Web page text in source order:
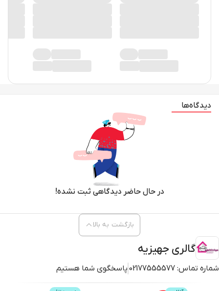
دیدگاه‌ها
در حال حاضر دیدگاهی ثبت نشده!
گالری جهیزیه
شماره تماس: 02177555577 پاسخگوی شما هستیم
بازگشت به بالا